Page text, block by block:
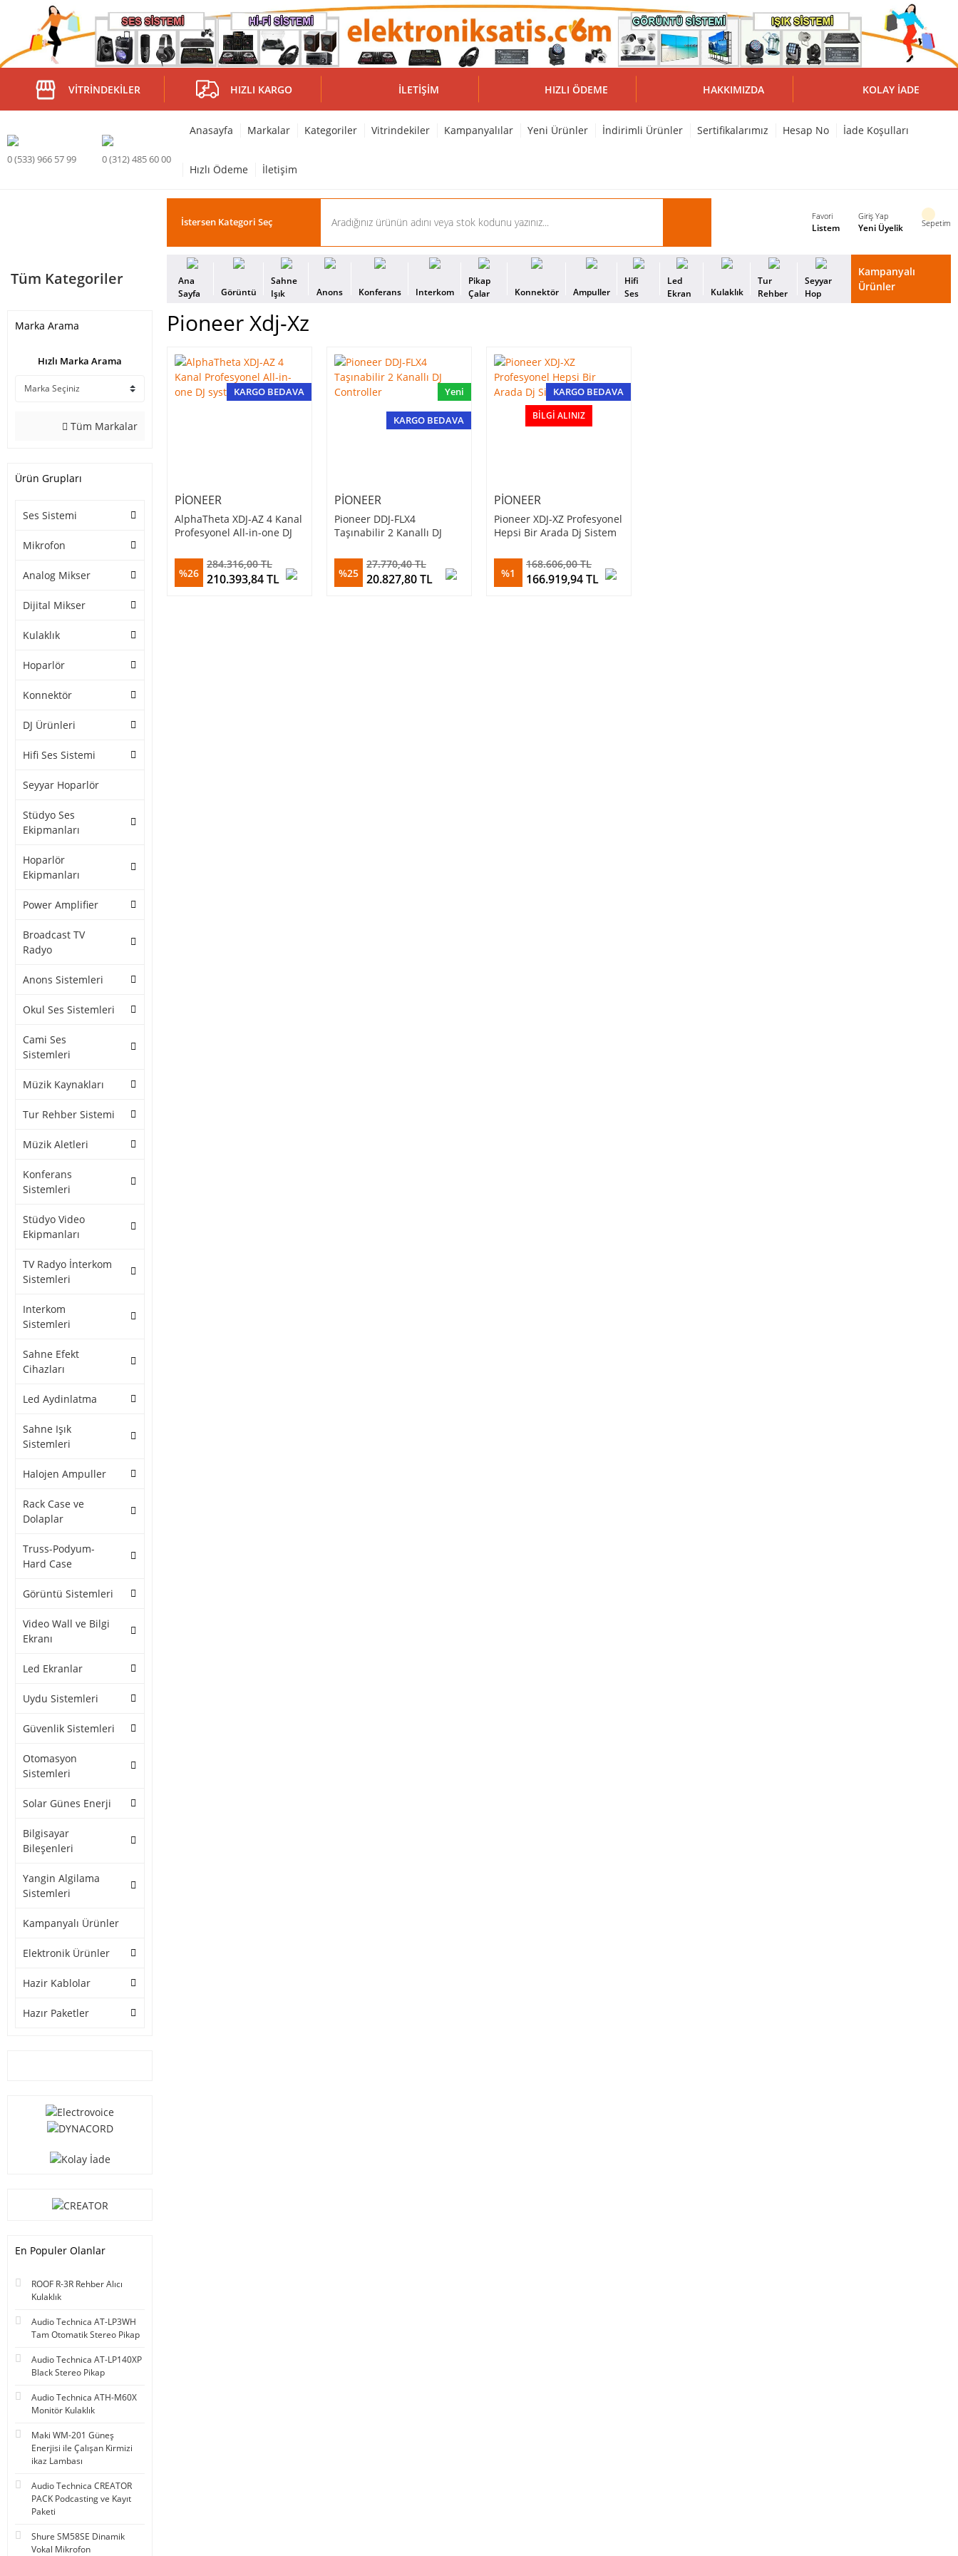
VITRINDEKILER HIZLI KARGO İLETIŞIM HIZLI ÖDEME HAKKIMIZDA KOLAY İADE
0 (533) 966 57 99 0 (312) 485 60 00
Anasayfa Markalar Kategoriler Vitrindekiler Kampanyalılar Yeni Ürünler İndirimli Ürünler Sertifikalarımız Hesap No İade Koşulları
Hızlı Ödeme İletişim
Favori
Listem
Giriş Yap
Yeni Üyelik Sepetim
Tüm Kategoriler
Ana
Sayfa
Görüntü
Sahne
Işık
Anons Konferans Interkom
Pikap
Çalar
Konnektör Ampuller
Hifi
Ses
Led
Ekran
Kulaklık
Tur
Rehber
Seyyar
Hop
Kampanyalı
Ürünler
Marka Arama
Hızlı Marka Arama
Tüm Markalar
Ürün Grupları
Ses Sistemi
Mikrofon
Analog Mikser
Dijital Mikser
Kulaklık
Hoparlör
Konnektör
DJ Ürünleri
Hifi Ses Sistemi
Seyyar Hoparlör
Stüdyo Ses
Ekipmanları
Hoparlör
Ekipmanları
Power Amplifier
Broadcast TV
Radyo
Anons Sistemleri
Okul Ses Sistemleri
Cami Ses
Sistemleri
Müzik Kaynakları
Tur Rehber Sistemi
Müzik Aletleri
Konferans
Sistemleri
Stüdyo Video
Ekipmanları
TV Radyo İnterkom
Sistemleri
Interkom
Sistemleri
Sahne Efekt
Cihazları
Led Aydinlatma
Sahne Işık
Sistemleri
Halojen Ampuller
Rack Case ve
Dolaplar
Truss-Podyum-
Hard Case
Görüntü Sistemleri
Video Wall ve Bilgi
Ekranı
Led Ekranlar
Uydu Sistemleri
Güvenlik Sistemleri
Otomasyon
Sistemleri
Solar Günes Enerji
Bilgisayar
Bileşenleri
Yangin Algilama
Sistemleri
Kampanyalı Ürünler
Elektronik Ürünler
Hazir Kablolar
Hazır Paketler
En Populer Olanlar
ROOF R-3R Rehber Alıcı
Kulaklık
Audio Technica AT-LP3WH
Tam Otomatik Stereo Pikap
Audio Technica AT-LP140XP
Black Stereo Pikap
Audio Technica ATH-M60X
Monitör Kulaklık
Maki WM-201 Güneş
Enerjisi ile Çalışan Kirmizi
ikaz Lambası
Audio Technica CREATOR
PACK Podcasting ve Kayıt
Paketi
Shure SM58SE Dinamik
Vokal Mikrofon
Pioneer Xdj-Xz
KARGO BEDAVA
PIONEER
AlphaTheta XDJ-AZ 4 Kanal
Profesyonel All-in-one DJ
%26
284.316,00 TL
210.393,84 TL
Yeni
KARGO BEDAVA
PIONEER
Pioneer DDJ-FLX4
Taşınabilir 2 Kanallı DJ
%25
27.770,40 TL
20.827,80 TL
KARGO BEDAVA
BILGI ALINIZ
PIONEER
Pioneer XDJ-XZ Profesyonel
Hepsi Bir Arada Dj Sistem
%1
168.606,00 TL
166.919,94 TL